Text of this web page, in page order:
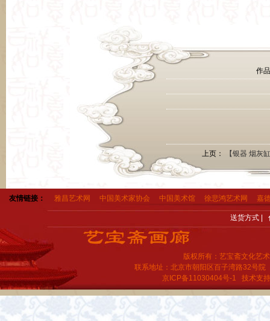
作
上页： 【银器 烟灰
友情链接： 雅昌艺术网 中国美术家协会 中国美术馆 徐悲鸿艺术网 嘉
送货方式|
版权所有：艺宝斋文化艺
联系地址：北京市朝阳区百子湾路32号院
京ICP备11030404号-1 技术支